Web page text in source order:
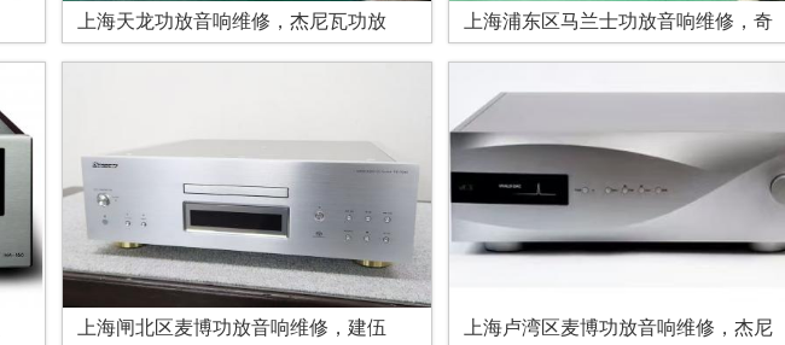
上海天龙功放音响维修，杰尼瓦功放 上海浦东区马兰士功放音响维修，奇
上海闸北区麦博功放音响维修，建伍 上海卢湾区麦博功放音响维修，杰尼